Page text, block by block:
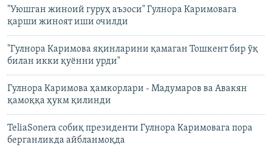
"Уюшган жиноий гуруҳ аъзоси" Гулнора Каримовага
қарши жиноят иши очилди
"Гулнора Каримова яқинларини қамаган Тошкент бир ўқ
билан икки қуëнни урди"
Гулнора Каримова ҳамкорлари - Мадумаров ва Авакян
қамоққа ҳукм қилинди
TeliaSonera собиқ президенти Гулнора Каримовага пора
берганликда айбланмоқда